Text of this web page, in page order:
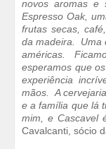
novos aromas e
Espresso Oak,
frutas secas,
da madeira. Uma
américas.
esperamos que
experiência
mãos. A
e a família que lá
mim, e Cascavel
Cavalcanti, sócio